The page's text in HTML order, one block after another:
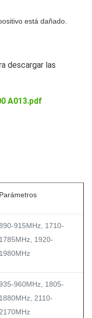
está dañado.
descargar las
A013.pdf
Parámetros
915MHz, 1710-
1785MHz, 1920-
1980MHz
960MHz, 1805-
1880MHz, 2110-
2170MHz